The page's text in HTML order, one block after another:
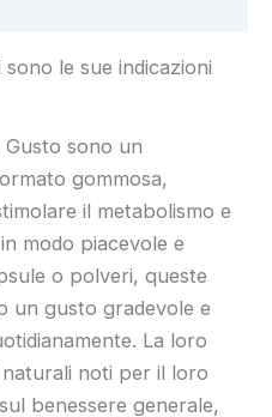
sono le sue indicazioni
sono un
gommosa,
il metabolismo e
modo piacevole e
o polveri, queste
un gusto gradevole e
La loro
noti per il loro
benessere generale,